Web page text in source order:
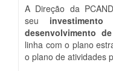
A Direção da
seu
desenvolvimento
linha com o plano
o plano de atividades